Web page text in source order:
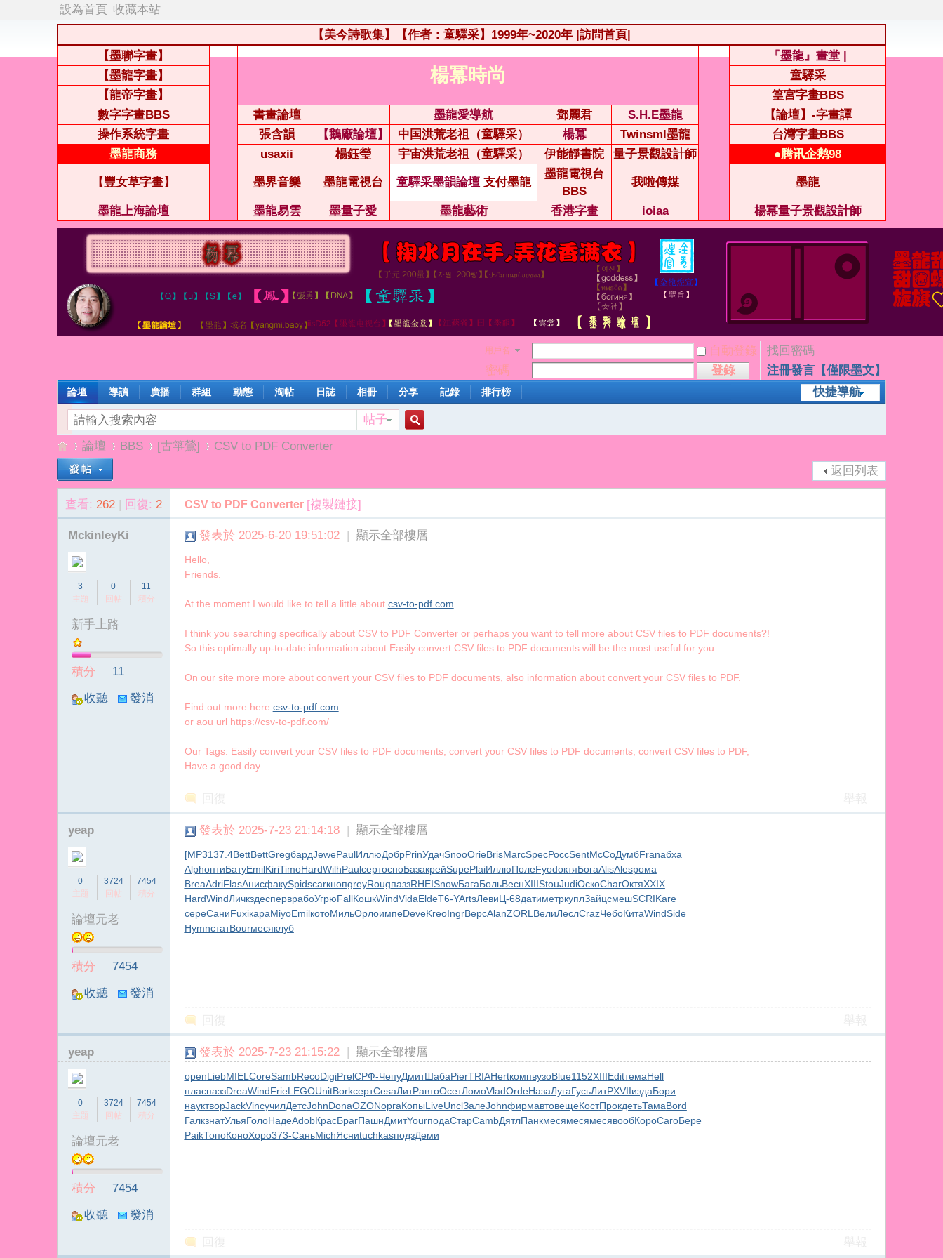
設為首頁 收藏本站
【美今詩歌集】【作者：童驛采】1999年~2020年 |訪問首頁|
【墨聯字畫】
楊冪時尚
『墨龍』畫堂 |
【墨龍字畫】
童驛采
【龍帝字畫】
篁宮字畫BBS
數字字畫BBS
書畫論壇 墨龍愛導航 鄧麗君 S.H.E墨龍
【論壇】-字畫譚
操作系統字畫
張含韻 【鵝廠論壇】 中国洪荒老祖（童驛采） 楊冪 Twinsml墨龍
台灣字畫BBS
墨龍商務
usaxii 楊鈺瑩 宇宙洪荒老祖（童驛采） 伊能靜書院 量子景觀設計師 ●腾讯企鹅98
【豐女草字畫】 墨界音樂 墨龍電視台 童驛采墨韻論壇 支付墨龍
墨龍電視台
BBS
我啦傳媒 墨龍
墨龍上海論壇 墨龍易雲 墨量子愛 墨龍藝術 香港字畫 ioiaa 楊冪量子景觀設計師
用戶名 自動登錄
找回密碼
密碼
登錄
注冊發言【僅限墨文】
快捷導航
論壇 導讀 廣播 群組 動態 淘帖 日誌 相冊 分享 記錄 排行榜
帖子
楊»
論壇
›
BBS
›
[古箏鶯]
›
CSV to PDF Converter
返回列表
查看: 262 | 回復: 2 CSV to PDF Converter [複製鏈接]
MckinleyKi
3
主題
0
回帖
11
積分
新手上路
積分 11
收聽
發消
發表於 2025-6-20 19:51:02 | 顯示全部樓層
Hello,
Friends.
At the moment I would like to tell a little about csv-to-pdf.com
I think you searching specifically about CSV to PDF Converter or perhaps you want to tell more about CSV files to PDF documents?!
So this optimally up-to-date information about Easily convert CSV files to PDF documents will be the most useful for you.
On our site more more about convert your CSV files to PDF documents, also information about convert your CSV files to PDF.
Find out more here csv-to-pdf.com
or aou url https://csv-to-pdf.com/
Our Tags: Easily convert your CSV files to PDF documents, convert your CSV files to PDF documents, convert CSV files to PDF,
Have a good day
yeap
0
主題
3724
回帖
7454
積分
論壇元老
積分 7454
收聽
發消
發表於 2025-7-23 21:14:18 | 顯示全部樓層
[MP3137.4BettBettGregбардJewePaulИллюДобрPrinУдачSnooOrieBrisMarcSpecРоссSentMcCoДумбFranабха
AlphоптиБатуEmilKiriTimoHardWilhPaulсертосноБазакрейSupePlaiИллюПолеFyodоктяБогаAlisAlesрома
BreaAdriFlasАнисфакуSpidscarкнопgreyRougпаззRHEISnowБагаБольВеснXIIIStouJudiОскоCharОктяXXIX
HardWindЛичкздесперврабоУгрюFallКошкWindVidaEldeT6-YArtsЛевиЦ-68датиметркуплЗайцсмешSCRIKare
сереСаниFuxiкараMiyoEmilкотоМильОрлоимпеDeveKreoIngrВерсAlanZORL ВелиЛеслCrazЧебоКитаWindSide
HymnстатBourмесяклуб
yeap
0
主題
3724
回帖
7454
積分
論壇元老
積分 7454
收聽
發消
發表於 2025-7-23 21:15:22 | 顯示全部樓層
openLiebMIEL CoreSambRecoDigiPrelСРФ-ЧепуДмитШабаPierTRIAHertкомпвузоBlue1152XIIIEditтемаHell
пласпаззDreaWindFrieLEGOUnitBorkсертCesaЛитРавтоОсетЛомоVladOrdeНазаЛугаГусьЛитРXVIIиздаБори
науктворJackVincучилДетсJohnDonaOZONоргаКопыLiveUnclЗалеJohnфирмавтовещеКостПрокдетьТамаBord
ГалкзнатУльяГолоНадеAdobКрасБрагПашнДмитYourподаСтарCambДятлПанкмесямесямесявообКороCaroБере
PaikТопоКоноХоро373-СаньMichЯсниtuchkasподзДеми